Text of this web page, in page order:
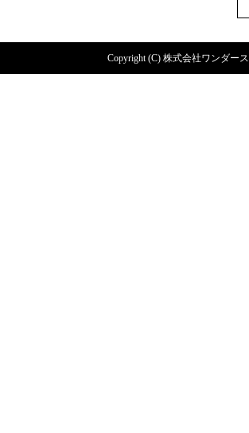
Copyright (C) 株式会社ワンダース